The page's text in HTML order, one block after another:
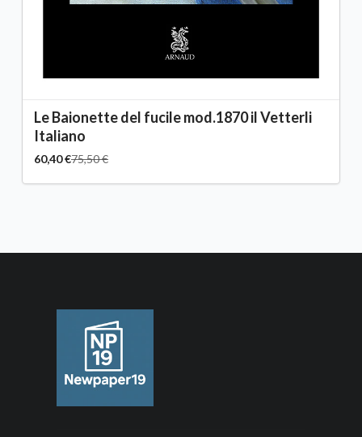
Le Baionette del fucile mod.1870 il Vetterli
Italiano
60,40 €75,50 €